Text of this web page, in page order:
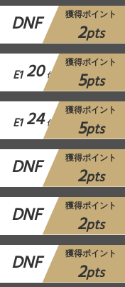
DNF 獲得ポイント
2pts
E1 20 位
獲得ポイント
5pts
E1 24 位
獲得ポイント
5pts
DNF 獲得ポイント
2pts
DNF 獲得ポイント
2pts
DNF 獲得ポイント
2pts